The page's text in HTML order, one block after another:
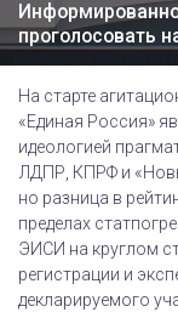
проголосовать
На старте
«Единая Россия»
идеологией
ЛДПР, КПРФ и
но разница в
пределах
ЭИСИ на круглом
регистрации и
декларируемого